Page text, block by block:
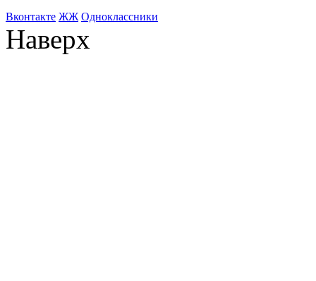
Bконтакте ЖЖ Одноклассники
Наверх